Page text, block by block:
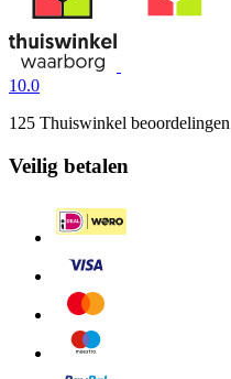
10.0
125 Thuiswinkel beoordelingen
Veilig betalen